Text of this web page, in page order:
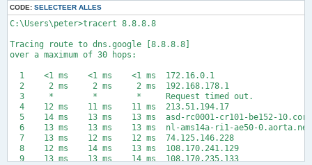
CODE: SELECTEER ALLES
C:\Users\peter>tracert 8.8.8.8
Tracing route to dns.google [8.8.8.8]
over a maximum of 30 hops:
  1    <1 ms    <1 ms    <1 ms  172.16.0.1
  2     2 ms     2 ms     2 ms  192.168.178.1
  3     *        *        *     Request timed out.
  4    12 ms    11 ms    11 ms  213.51.194.17
5    14 ms    13 ms    13 ms  asd-rc0001-cr101-be152-
6    13 ms    13 ms    13 ms  nl-ams14a-ri1-ae50-
  7    13 ms    12 ms    12 ms  74.125.146.228
  8    12 ms    14 ms    13 ms  108.170.241.129
  9    13 ms    13 ms    14 ms  108.170.235.133